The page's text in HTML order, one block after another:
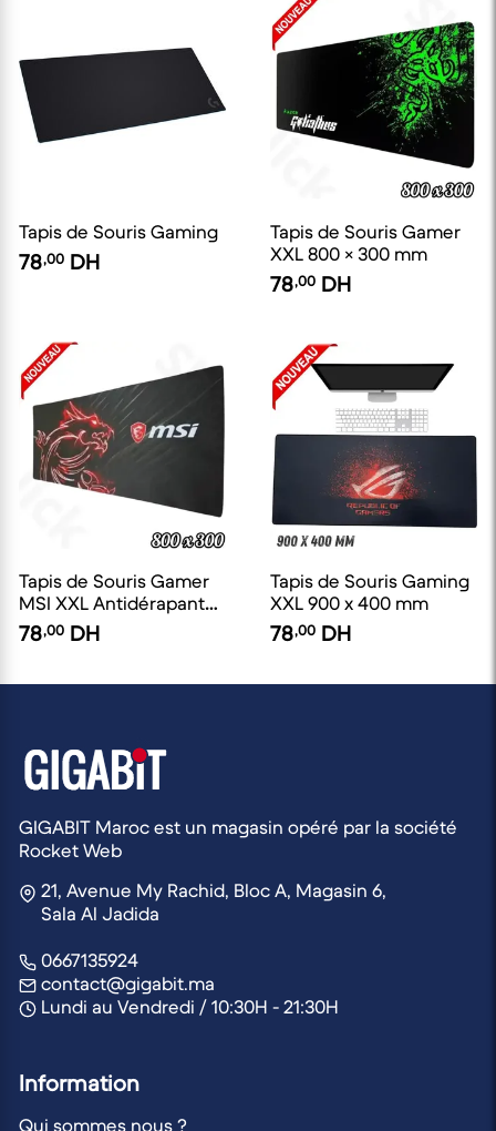
Tapis de Souris Gaming
78,00 DH
Tapis de Souris Gamer
XXL 800 × 300 mm
78,00 DH
Tapis de Souris Gamer
MSI XXL Antidérapant
800 x 300 mm
78,00 DH
Tapis de Souris Gaming
XXL 900 x 400 mm
78,00 DH
GIGABIT Maroc est un magasin opéré par la société
Rocket Web
21, Avenue My Rachid, Bloc A, Magasin 6,
Sala Al Jadida
0667135924
contact@gigabit.ma
Lundi au Vendredi / 10:30H - 21:30H
Information
Qui sommes nous ?